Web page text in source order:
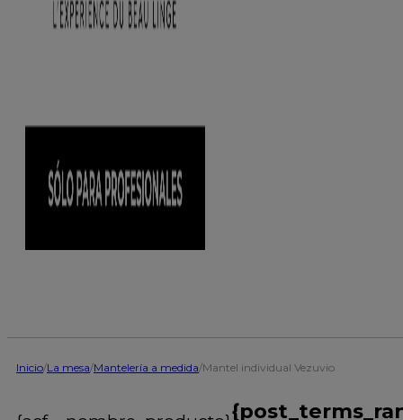
Inicio/La mesa/Mantelería a medida/Mantel individual Vezuvio